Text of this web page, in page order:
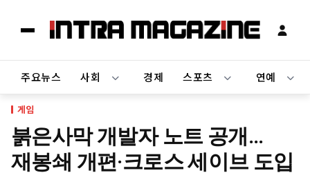
주요뉴스 사회 경제 스포츠 연예
게임
붉은사막 개발자 노트 공개…
재봉쇄 개편·크로스 세이브 도입